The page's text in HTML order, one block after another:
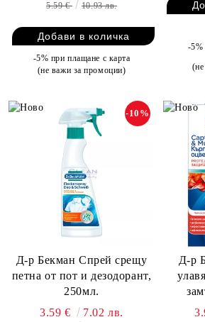
5.59 € 10.93 лв.
-5% при плащане с карта
(не важи за промоции)
-5%
Д-р Бекман Спрей срещу
петна от пот и дезодорант,
250мл.
-10%
3.59 € 7.02 лв.
Д-р